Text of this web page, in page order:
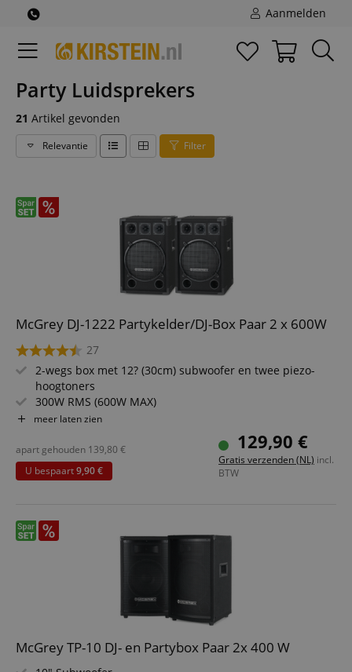
Aanmelden
Party Luidsprekers
21 Artikel gevonden
Relevantie Filter
McGrey DJ-1222 Partykelder/DJ-Box Paar 2 x 600W
27
2-wegs box met 12? (30cm) subwoofer en twee piezo-
hoogtoners
300W RMS (600W MAX)
Robuuste behuizing met beschermhoeken, vilten
Stevige houten behuizing en draaggrepen
35 mm boxflens
meer laten zien
129,90 €
Gratis verzenden (NL) incl.
BTW
apart gehouden 139,80 €
U bespaart9,90 €
McGrey TP-10 DJ- en Partybox Paar 2x 400 W